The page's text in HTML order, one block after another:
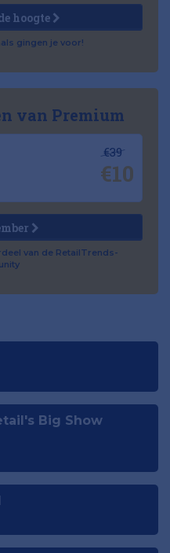
hoogte
gingen je voor!
van Premium
€39
€10
van de RetailTrends-
Big Show